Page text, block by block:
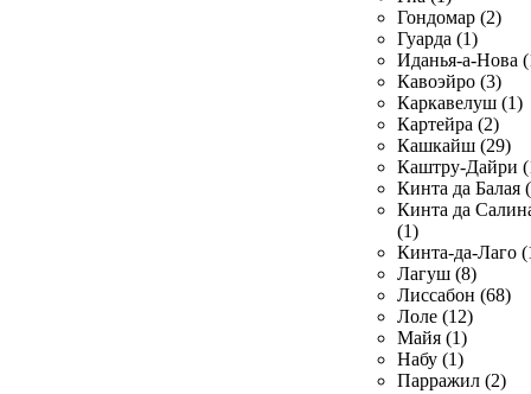
Гондомар (2)
Гуарда (1)
Иданья-а-Нова
Кавоэйро (3)
Каркавелуш (1)
Картейра (2)
Кашкайш (29)
Каштру-Дайри
Кинта да Балая
Кинта да
(1)
Кинта-да-Лаго
Лагуш (8)
Лиссабон (68)
Лоле (12)
Майя (1)
Набу (1)
Парражил (2)